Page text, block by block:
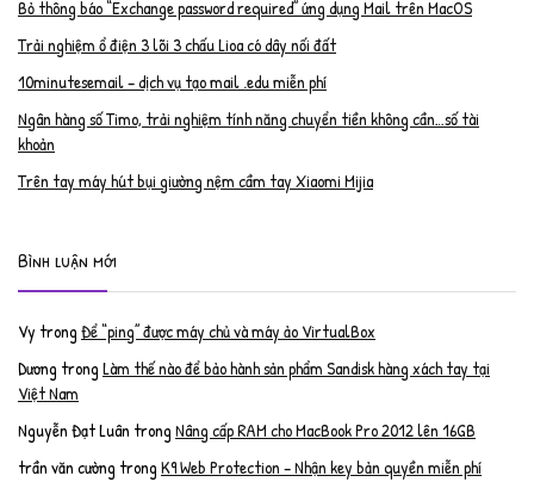
Bỏ thông báo “Exchange password required” ứng dụng Mail trên MacOS
Trải nghiệm ổ điện 3 lõi 3 chấu Lioa có dây nối đất
10minutesemail – dịch vụ tạo mail .edu miễn phí
Ngân hàng số Timo, trải nghiệm tính năng chuyển tiền không cần…số tài
khoản
Trên tay máy hút bụi giường nệm cầm tay Xiaomi Mijia
Bình luận mới
Vy trongĐể “ping” được máy chủ và máy ảo VirtualBox
Dương trongLàm thế nào để bảo hành sản phẩm Sandisk hàng xách tay tại
Việt Nam
Nguyễn Đạt Luân trongNâng cấp RAM cho MacBook Pro 2012 lên 16GB
trần văn cường trongK9 Web Protection – Nhận key bản quyền miễn phí